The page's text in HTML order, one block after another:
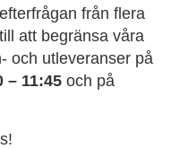
från flera
att begränsa våra
och utleveranser på
– 11:45 och på